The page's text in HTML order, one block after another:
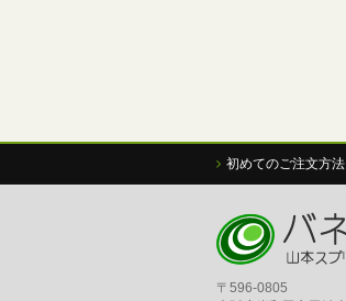
初めてのご注文方法
〒596-0805